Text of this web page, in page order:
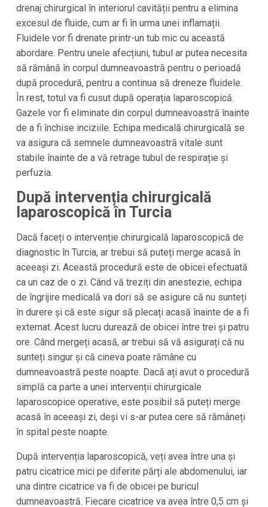
drenaj chirurgical în interiorul cavității pentru a elimina
excesul de fluide, cum ar fi în urma unei inflamații.
Fluidele vor fi drenate printr-un tub mic cu această
abordare. Pentru unele afecțiuni, tubul ar putea necesita
să rămână în corpul dumneavoastră pentru o perioadă
după procedură, pentru a continua să dreneze fluidele.
În rest, totul va fi cusut după operația laparoscopică.
Gazele vor fi eliminate din corpul dumneavoastră înainte
de a fi închise inciziile. Echipa medicală chirurgicală se
va asigura că semnele dumneavoastră vitale sunt
stabile înainte de a vă retrage tubul de respirație și
perfuzia.
După intervenția chirurgicală
laparoscopică în Turcia
Dacă faceți o intervenție chirurgicală laparoscopică de
diagnostic în Turcia, ar trebui să puteți merge acasă în
aceeași zi. Această procedură este de obicei efectuată
ca un caz de o zi. Când vă treziți din anestezie, echipa
de îngrijire medicală va dori să se asigure că nu sunteți
în durere și că este sigur să plecați acasă înainte de a fi
externat. Acest lucru durează de obicei între trei și patru
ore. Când mergeți acasă, ar trebui să vă asigurați că nu
sunteți singur și că cineva poate rămâne cu
dumneavoastră peste noapte. Dacă ați avut o procedură
simplă ca parte a unei intervenții chirurgicale
laparoscopice operative, este posibil să puteți merge
acasă în aceeași zi, deși vi s-ar putea cere să rămâneți
în spital peste noapte.
După intervenția laparoscopică, veți avea între una și
patru cicatrice mici pe diferite părți ale abdomenului, iar
una dintre cicatrice va fi de obicei pe buricul
dumneavoastră. Fiecare cicatrice va avea între 0,5 cm și